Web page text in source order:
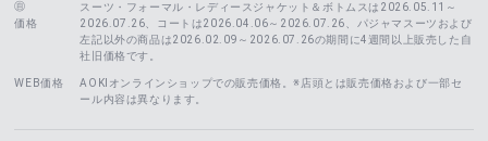
価格
スーツ・フォーマル・レディースジャケット＆ボトムスは2026.05.11～
2026.07.26、コートは2026.04.06～2026.07.26、
パジャマスーツおよび
左記以外の商品は2026.02.09～2026.07.26の期間に4週間以上販売した自
社旧価格です。
WEB価格
AOKIオンラインショップでの販売価格。※店頭とは販売価格および一部セ
ール内容は異なります。